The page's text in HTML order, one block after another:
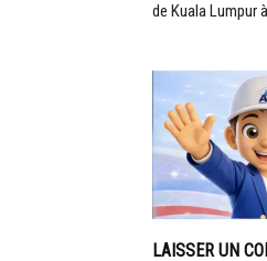
de Kuala Lumpur
LAISSER UN